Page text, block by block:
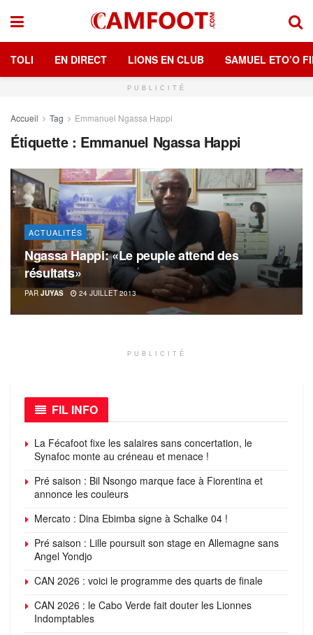
TOLI EN DIRECT LIONS EN CLUB SAMUEL ETO’O
PUBLICITÉ
Accueil Tag Emmanuel Ngassa Happi
Étiquette : Emmanuel Ngassa Happi
ACTUALITÉS
Ngassa Happi: «Le peuple attend des
résultats»
PAR JUYAS 24 JUILLET 2013
PUBLICITÉ
FIL INFO
La Fécafoot fixe les salaires sans concertation, le
Synafoc monte au créneau et menace !
Pré saison : Bil Nsongo marque face à Fiorentina et
annonce les couleurs
Mercato : Dina Ebimba signe à Schalke 04 !
Pré saison : Lille poursuit son stage en Allemagne sans
Angel Yondjo
CAN 2026 : voici le programme des quarts de finale
CAN 2026 : le Cabo Verde fait douter les Lionnes
Indomptables